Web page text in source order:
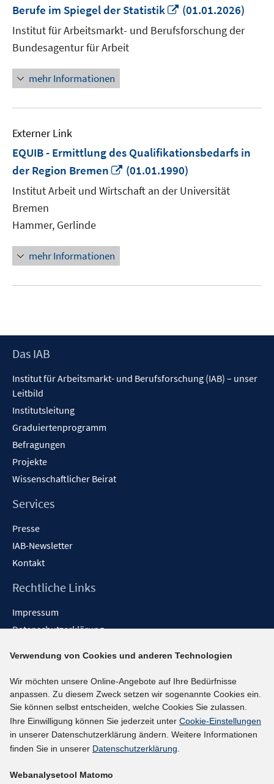
Berufe im Spiegel der Statistik
In
neuem
Fenster
(01.01.2026)
Institut für Arbeitsmarkt- und Berufsforschung der
Bundesagentur für Arbeit
mehr Informationen
Externer Link
EQUIB - Ermittlung des Qualifikationsbedarfs in
der Region Bremen
In
neuem
Fenster
(01.01.1990)
Institut Arbeit und Wirtschaft an der Universität
Bremen
Hammer, Gerlinde
mehr Informationen
Footer
Das IAB
Institut für Arbeitsmarkt- und Berufsforschung (IAB) – unser
Leitbild
Institutsleitung
Graduiertenprogramm
Befragungen
Projekte
Wissenschaftlicher Beirat
Services
Presse
IAB-Newsletter
Kontakt
Rechtliche Links
Impressum
Datenschutzerklärung
Barrieren melden
Social-Media-Kanäle
BlueSky
YouTube
LinkedIn
kununu
Verwendung von Cookies und anderen Technologien
Wir möchten unsere Online-Angebote auf Ihre Bedürfnisse
anpassen. Zu diesem Zweck setzen wir sogenannte Cookies ein.
Sie können selbst entscheiden, welche Cookies Sie zulassen.
Ihre Einwilligung können Sie jederzeit unter Cookie-Einstellungen
in unserer Datenschutzerklärung ändern. Weitere Informationen
finden Sie in unserer Datenschutzerklärung.
Webanalysetool Matomo